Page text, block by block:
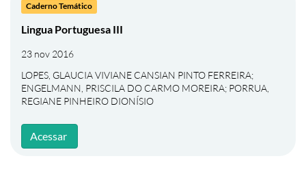
Caderno Temático
Lingua Portuguesa III
23 nov 2016
LOPES, GLAUCIA VIVIANE CANSIAN PINTO FERREIRA;
ENGELMANN, PRISCILA DO CARMO MOREIRA; PORRUA,
REGIANE PINHEIRO DIONÍSIO
Acessar